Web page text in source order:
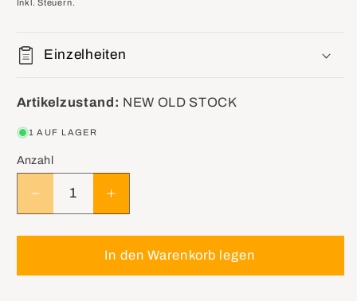
Inkl. Steuern.
Einzelheiten
Artikelzustand: NEW OLD STOCK
1 AUF LAGER
Anzahl
Verringere
die
Menge
GM
Erhöhe
die
Menge
für
GM
In den Warenkorb legen